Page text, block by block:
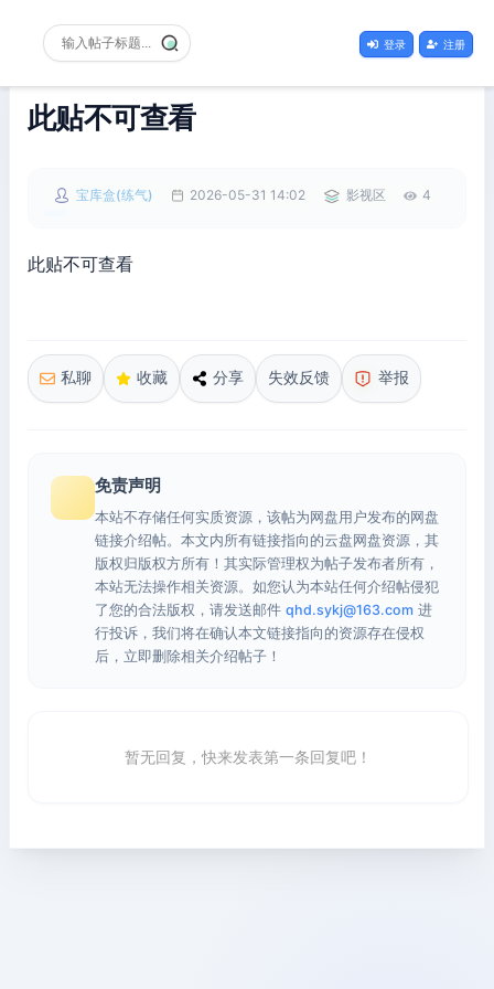
登录 注册
此贴不可查看
宝库盒(练气) 2026-05-31 14:02 影视区 4
此贴不可查看
私聊 收藏 分享 失效反馈 举报
免责声明
本站不存储任何实质资源，该帖为网盘用户发布的网盘
链接介绍帖。本文内所有链接指向的云盘网盘资源，其
版权归版权方所有！其实际管理权为帖子发布者所有，
本站无法操作相关资源。如您认为本站任何介绍帖侵犯
了您的合法版权，请发送邮件 qhd.sykj@163.com 进
行投诉，我们将在确认本文链接指向的资源存在侵权
后，立即删除相关介绍帖子！
暂无回复，快来发表第一条回复吧！